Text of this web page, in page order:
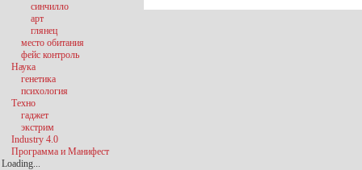
синчилло
арт
глянец
место обитания
фейс контроль
Наука
генетика
психология
Техно
гаджет
экстрим
Industry 4.0
Программа и Манифест
Loading...